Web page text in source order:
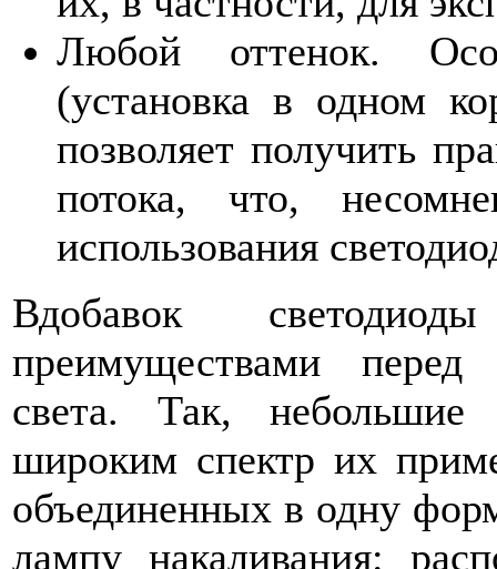
Любой оттенок.
(установка в одном
позволяет получить
потока, что,
использования
Вдобавок
преимуществами
света. Так,
широким спектр их
объединенных в одну
лампу накаливания: